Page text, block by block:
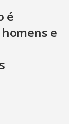
é
e